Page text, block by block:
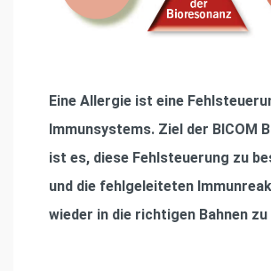
Eine Allergie ist eine
Immunsystems. Ziel der BICOM
ist es, diese Fehlsteuerung zu
und die fehlgeleiteten
wieder in die richtigen Bahnen zu